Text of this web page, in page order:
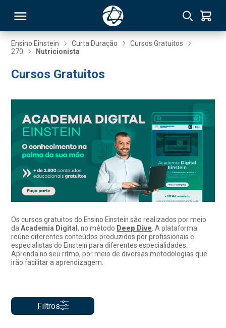
Ensino Einstein Curta Duração
Cursos Gratuitos
270
Nutricionista
Cursos Gratuitos
Os cursos gratuitos do Ensino Einstein são realizados por meio
daAcademia Digital, no método Deep Dive. A plataforma
reúne diferentes conteúdos produzidos por profissionais e
especialistas do Einstein para diferentes especialidades.
Aprenda no seu ritmo, por meio de diversas metodologias que
irão facilitar a aprendizagem.
Filtros